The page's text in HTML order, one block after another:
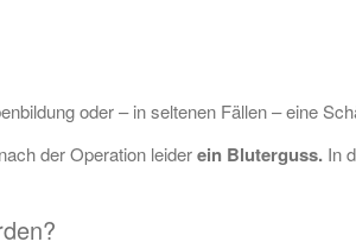
oder – in seltenen Fällen – eine
der Operation leiderein Bluterguss. In